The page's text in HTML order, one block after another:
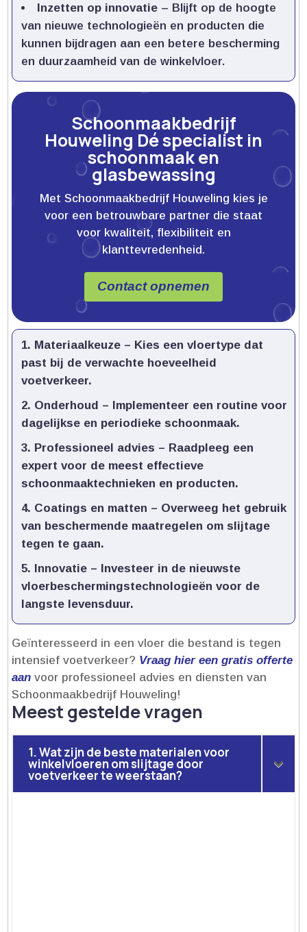
Inzetten op innovatie – Blijft op de hoogte
van nieuwe technologieën en producten die
kunnen bijdragen aan een betere bescherming
en duurzaamheid van de winkelvloer.​
Schoonmaakbedrijf
Houweling Dé specialist in
schoonmaak en
glasbewassing
Met Schoonmaakbedrijf Houweling kies je
voor een betrouwbare partner die staat
voor kwaliteit, flexibiliteit en
klanttevredenheid.
Contact opnemen
Materiaalkeuze – Kies een vloertype dat
past bij de verwachte hoeveelheid
voetverkeer.​
Onderhoud – Implementeer een routine voor
dagelijkse en periodieke schoonmaak.​
Professioneel advies – Raadpleeg een
expert voor de meest effectieve
schoonmaaktechnieken en producten.​
Coatings en matten – Overweeg het gebruik
van beschermende maatregelen om slijtage
tegen te gaan.​
Innovatie – Investeer in de nieuwste
vloerbeschermingstechnologieën voor de
langste levensduur.​
Geïnteresseerd in een vloer die bestand is tegen
intensief voetverkeer? Vraag hier een gratis offerte
aan voor professioneel advies en diensten van
Schoonmaakbedrijf Houweling!
Meest gestelde vragen
1. Wat zijn de beste materialen voor
winkelvloeren om slijtage door
voetverkeer te weerstaan?